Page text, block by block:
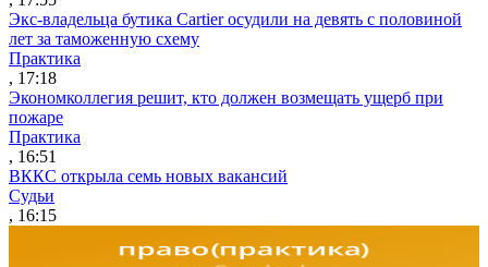
Экс-владельца бутика Cartier осудили на девять с половиной
лет за таможенную схему
Практика
, 17:18
Экономколлегия решит, кто должен возмещать ущерб при
пожаре
Практика
, 16:51
ВККС открыла семь новых вакансий
Судьи
, 16:15